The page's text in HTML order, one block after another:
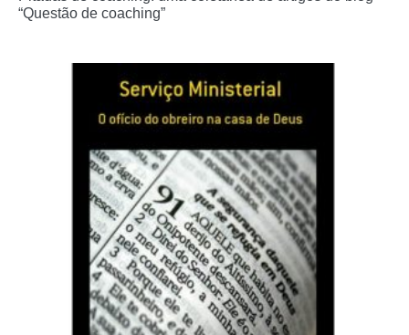
“Questão de coaching”